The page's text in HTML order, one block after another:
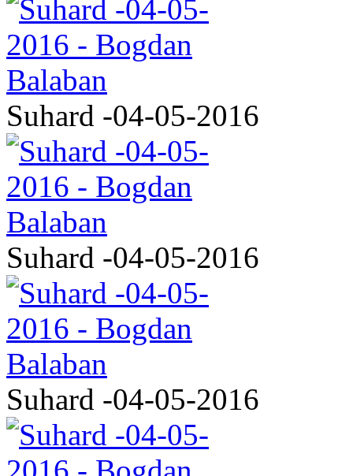
Suhard -04-05-2016
Suhard -04-05-2016
Suhard -04-05-2016